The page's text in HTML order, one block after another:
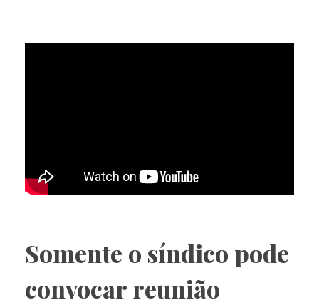
Somente o síndico pode
convocar reunião